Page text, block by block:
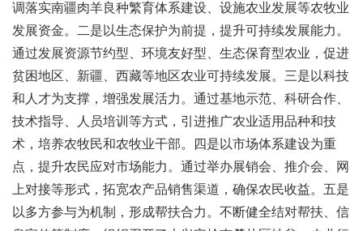
调落实南疆肉羊良种繁育体系建设、设施农业发展等农牧业
发展资金。二是以生态保护为前提，提升可持续发展能力。
通过发展资源节约型、环境友好型、生态保育型农业，促进
贫困地区、新疆、西藏等地区农业可持续发展。三是以科技
和人才为支撑，增强发展活力。通过基地示范、科研合作、
技术指导、人员培训等方式，引进推广农业适用品种和技
术，培养农牧民和农牧业干部。四是以市场体系建设为重
点，提升农民应对市场能力。通过举办展销会、推介会、网
上对接等形式，拓宽农产品销售渠道，确保农民收益。五是
以多方参与为机制，形成帮扶合力。不断健全结对帮扶、信